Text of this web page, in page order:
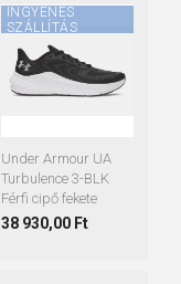
INGYENES
SZÁLLÍTÁS
Under Armour UA
Turbulence 3-BLK
Férfi cipő fekete
38 930,00 Ft
42 42,5
44
44,5
46